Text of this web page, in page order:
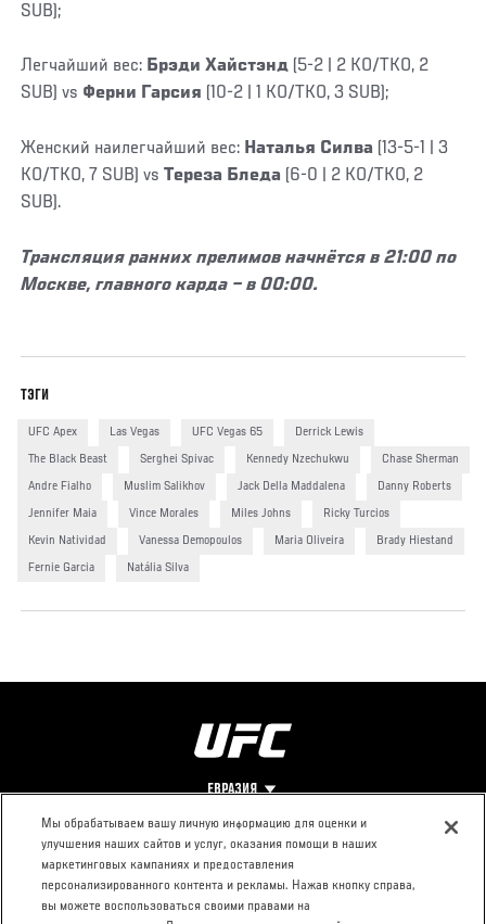
SUB);
Легчайший вес: Брэди Хайстэнд (5-2 | 2 KO/TKO, 2
SUB) vs Ферни Гарсия (10-2 | 1 KO/TKO, 3 SUB);
Женский наилегчайший вес: Наталья Силва (13-5-1 | 3
KO/TKO, 7 SUB) vsТереза Бледа (6-0 | 2 KO/TKO, 2
SUB).
Трансляция ранних прелимов начнётся в 21:00 по
Москве, главного карда – в 00:00.
ТЭГИ
UFC Apex Las Vegas UFC Vegas 65 Derrick Lewis
The Black Beast Serghei Spivac Kennedy Nzechukwu Chase Sherman
Andre Fialho Muslim Salikhov Jack Della Maddalena Danny Roberts
Jennifer Maia Vince Morales Miles Johns Ricky Turcios
Kevin Natividad Vanessa Demopoulos Maria Oliveira Brady Hiestand
Fernie Garcia Natália Silva
ЕВРАЗИЯ
Footer
О UFC
Про ММА
КОНТАКТЫ
Пресс-центр
Условия
использования
Мы обрабатываем вашу личную информацию для оценки и
улучшения наших сайтов и услуг, оказания помощи в наших
маркетинговых кампаниях и предоставления
персонализированного контента и рекламы. Нажав кнопку справа,
вы можете воспользоваться своими правами на